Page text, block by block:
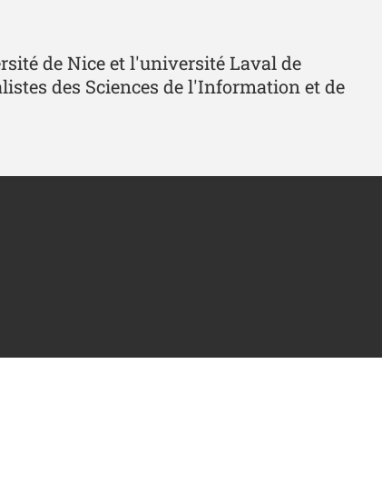
de Nice et l'université Laval de
des Sciences de l'Information et de